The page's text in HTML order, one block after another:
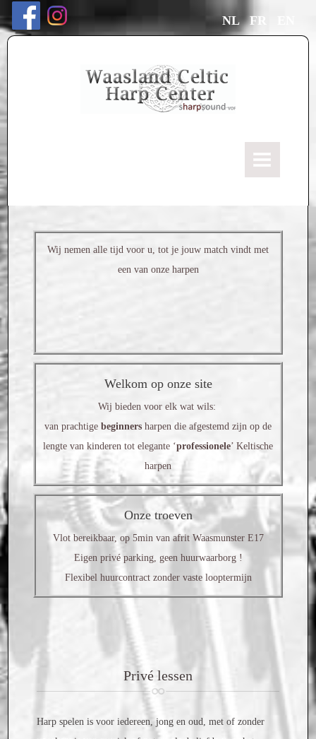
NL FR
Versieringen
VERHUUR
SNAREN EN TOEBEHOREN
Kerscher Snaren
Harp toebehoren
HARPLES
Weblinks
Wij nemen alle tijd voor u, tot je jouw match vindt met
een van onze harpen
Om u beter van dienst te zijn, werken we enkel op
gerust om uw bezoek vast te leggen!
Stel zelf je eigen harp samen! Van model, houtsoort tot
versiering op maat voor jou gemaakt!
Welkom op onze site
Wij bieden voor elk wat wils:
van prachtige beginners harpen die afgestemd zijn op de
lengte van kinderen tot elegante ‘professionele’ Keltische
harpen
Onze troeven
Vlot bereikbaar, op 5min van afrit Waasmunster E17
Eigen privé parking, geen huurwaarborg !
Flexibel huurcontract zonder vaste looptermijn
Privé lessen
Harp spelen is voor iedereen, jong en oud, met of zonder